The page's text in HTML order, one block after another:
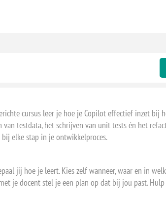
cursus leer je hoe je Copilot effectief inzet bij
van testdata, het schrijven van unit tests én het
elke stap in je ontwikkelproces.
jij hoe je leert. Kies zelf wanneer, waar en in
je docent stel je een plan op dat bij jou past.